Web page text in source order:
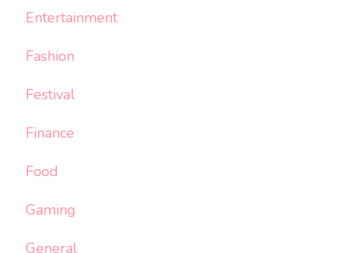
Entertainment
Fashion
Festival
Finance
Food
Gaming
General